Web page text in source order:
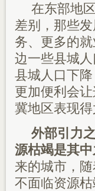
在东部地
差别，那些
务、更多的
边一些县城
县城人口下
更加便利会
冀地区表现得
外部引力
源枯竭是其中
来的城市，
不面临资源